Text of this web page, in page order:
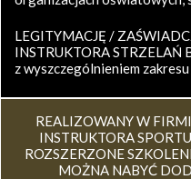
LEGITYMACJĘ /
INSTRUKTORA STRZELAŃ
z wyszczególnieniem
REALIZOWANY W
INSTRUKTORA
ROZSZERZONE
MOŻNA NABYĆ